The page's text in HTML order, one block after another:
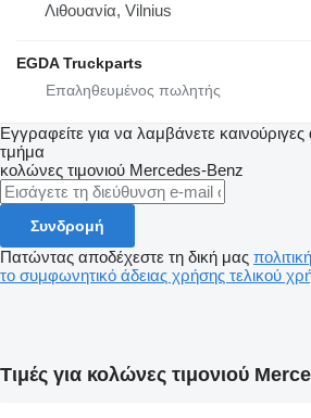
Λιθουανία, Vilnius
EGDA Truckparts
Εγγραφείτε για να λαμβάνετε
τμήμα
κολώνες τιμονιού Mercedes-Benz
Συνδρομή
Πατώντας αποδέχεστε τη δική μας
το συμφωνητικό άδειας χρήσης τελικού
Τιμές για κολώνες τιμονιού